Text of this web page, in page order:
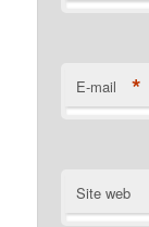
E-mail *
Site web